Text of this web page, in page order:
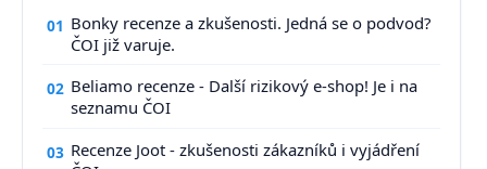
01 Bonky recenze a zkušenosti. Jedná se o podvod?
ČOI již varuje.
02 Beliamo recenze - Další rizikový e-shop! Je i na
seznamu ČOI
03 Recenze Joot - zkušenosti zákazníků i vyjádření